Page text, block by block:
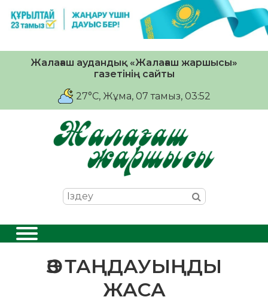
Жалағаш аудандық «Жалағаш жаршысы»
газетінің сайты
27°C, Жұма, 07 тамыз, 03:52
ӨЗ ТАҢДАУЫҢДЫ
ЖАСА